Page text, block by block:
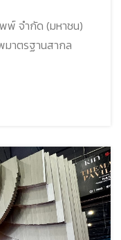
พ์ จำกัด (มหาชน)
าตรฐานสากล